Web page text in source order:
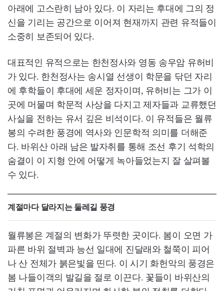
아래에 고스란히 남아 있다. 이 자리는 후대에 그의 정
신을 기리는 공간으로 이어져 현재까지 관련 유적들이
소중히 보존되어 있다.
대표적인 유적으로는 한천정사와 영동 송우암 유허비
가 있다. 한천정사는 송시열 선생이 학문을 닦던 자리
에 후학들이 후대에 세운 정자이며, 유허비는 그가 이
곳에 머물며 학문적 사상을 다지고 제자들과 교류했던
사실을 전하는 유서 깊은 비석이다. 이 유적들은 월류
봉의 수려한 풍경에 역사와 인문학적 의미를 더해준
다. 바위산 아래 남은 발자취를 통해 조선 후기 석학의
숨결이 이 지형 안에 어떻게 녹아들었는지 잘 살펴볼
수 있다.
계절마다 달라지는 둘레길 풍경
월류봉은 계절의 변화가 뚜렷한 곳이다. 봄이 오면 가
파른 바위 절벽과 능선 일대에 진달래와 철쭉이 피어
나 산 전체가 붉은빛을 띤다. 이 시기 화헌악의 풍경은
봄 나들이객의 발길을 절로 이끈다. 꽃들이 바위산의